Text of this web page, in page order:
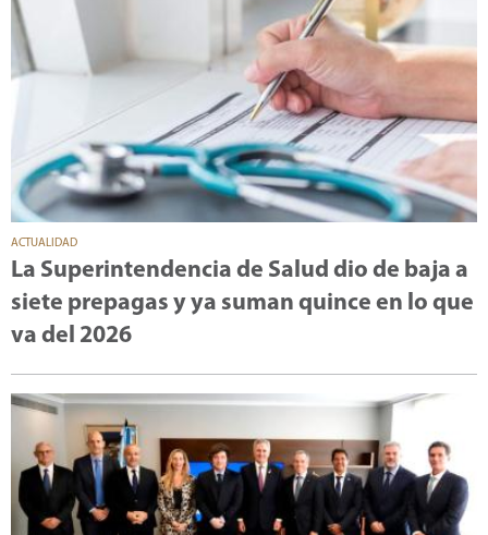
ACTUALIDAD
La Superintendencia de Salud dio de baja a
siete prepagas y ya suman quince en lo que
va del 2026